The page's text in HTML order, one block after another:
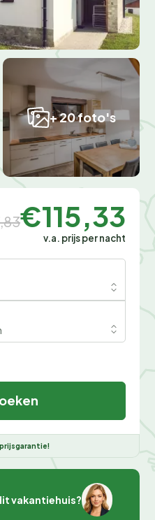
+ 20 foto's
€115,33
v.a. prijs per nacht
vakantiehuis?